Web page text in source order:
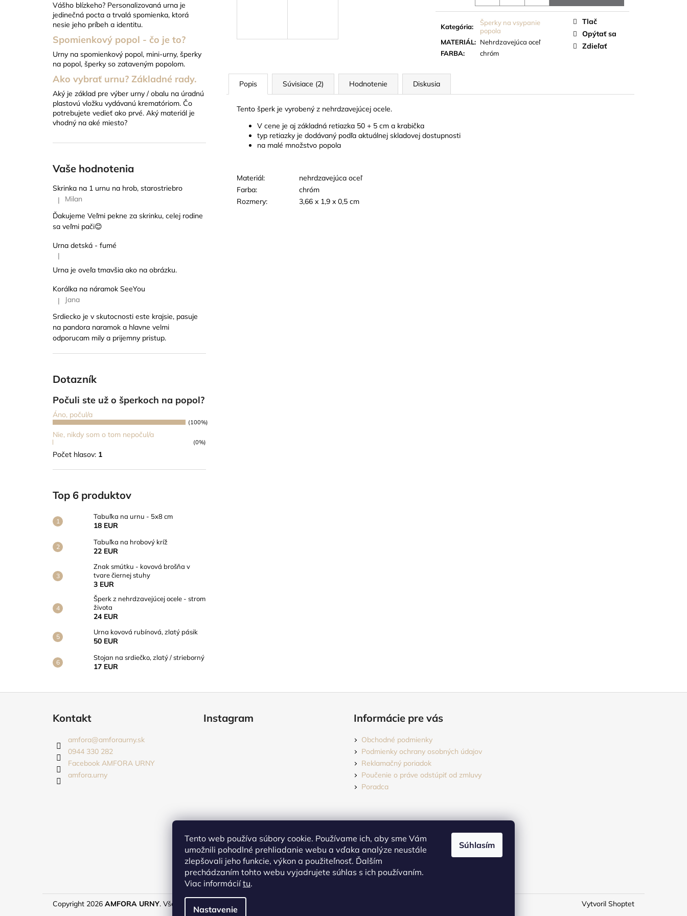
Tento web používa súbory cookie. Používame ich, aby sme Vám
umožnili pohodlné prehliadanie webu a vďaka analýze neustále
zlepšovali jeho funkcie, výkon a použiteľnosť. Ďalším
prechádzaním tohto webu vyjadrujete súhlas s ich používaním.
Viac informáciítu.
Nastavenie
Súhlasím
Vášho blízkeho? Personalizovaná urna je
jedinečná pocta a trvalá spomienka, ktorá
nesie jeho príbeh a identitu.
Spomienkový popol - čo je to?
Urny na spomienkový popol, mini-urny, šperky
na popol, šperky so zataveným popolom.
Ako vybrať urnu? Základné rady.
Aký je základ pre výber urny / obalu na úradnú
plastovú vložku vydávanú krematóriom. Čo
potrebujete vedieť ako prvé. Aký materiál je
vhodný na aké miesto?
Vaše hodnotenia
Skrinka na 1 urnu na hrob, starostriebro
Hodnotenie produktu je 5 z 5 hviezdičiek.
|
Milan
Ďakujeme Veľmi pekne za skrinku, celej rodine
sa veľmi pači😊
Urna detská - fumé
Hodnotenie produktu je 5 z 5 hviezdičiek.
|
Urna je oveľa tmavšia ako na obrázku.
Korálka na náramok SeeYou
Hodnotenie produktu je 5 z 5 hviezdičiek.
|
Jana
Srdiecko je v skutocnosti este krajsie, pasuje
na pandora naramok a hlavne velmi
odporucam mily a prijemny pristup.
Dotazník
Počuli ste už o šperkoch na popol?
Áno, počul/a
(100%)
Nie, nikdy som o tom nepočul/a
(0%)
Počet hlasov: 1
Top 6 produktov
Tabuľka na urnu - 5x8 cm
18 EUR
Tabuľka na hrobový kríž
22 EUR
Znak smútku - kovová brošňa v
tvare čiernej stuhy
3 EUR
Šperk z nehrdzavejúcej ocele - strom
života
24 EUR
Urna kovová rubínová, zlatý pásik
50 EUR
Stojan na srdiečko, zlatý / strieborný
17 EUR
Kategória:
Šperky na vsypanie
popola
MATERIÁL: Nehrdzavejúca oceľ
FARBA: chróm
Tlač
Opýtať sa
Zdieľať
Popis Súvisiace (2) Hodnotenie Diskusia
Tento šperk je vyrobený z nehrdzavejúcej ocele.
V cene je aj základná retiazka 50 + 5 cm a krabička
typ retiazky je dodávaný podľa aktuálnej skladovej dostupnosti
na malé množstvo popola
Materiál:
nehrdzavejúca oceľ
Farba:
chróm
Rozmery:
3,66 x 1,9 x 0,5 cm
18 EUR
Kontakt
amfora@amforaurny.sk
0944 330 282
Facebook AMFORA URNY
amfora.urny
Instagram
Sledovať na Instagrame
Informácie pre vás
Obchodné podmienky
Podmienky ochrany osobných údajov
Reklamačný poriadok
Poučenie o práve odstúpiť od zmluvy
Poradca
Vytvoril Shoptet
Copyright 2026 AMFORA URNY. Všetky práva vyhradené.